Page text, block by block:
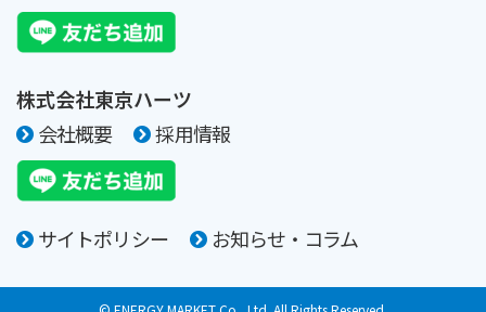
株式会社東京ハーツ
会社概要
採用情報
サイトポリシー お知らせ・コラム